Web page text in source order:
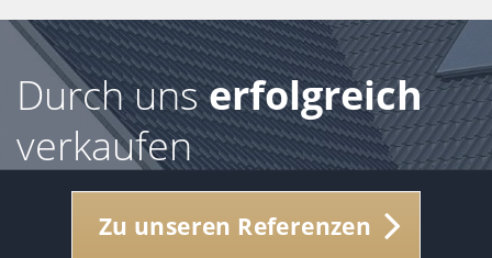
Durch unserfolgreich
verkaufen
Zu unseren Referenzen